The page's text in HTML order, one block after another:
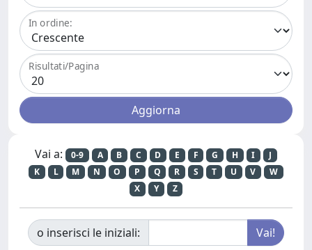
In ordine:
Risultati/Pagina
Vai a: 0-9 A B C D E F G H I
J
K
L M N O P Q R S T U V
W
X
Y Z
o inserisci le iniziali: